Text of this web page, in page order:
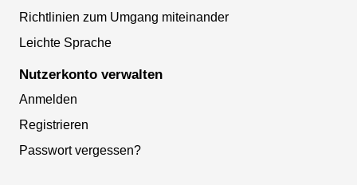
Richtlinien zum Umgang miteinander
Leichte Sprache
Nutzerkonto verwalten
Anmelden
Registrieren
Passwort vergessen?